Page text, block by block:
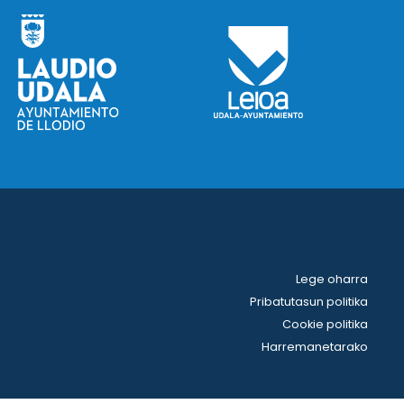
Lege oharra
Pribatutasun politika
Cookie politika
Harremanetarako